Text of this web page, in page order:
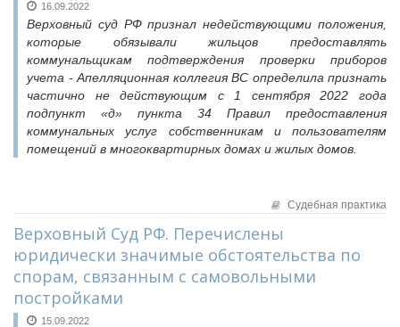
Методические материалы
Опыт муниципалитетов
Судебная практика
Мнение специалиста
Конкурсы Совета
Семинары Совета
Издания Совета
Новости ВАРМСУ
НАСЕЛЕНИЕ И МСУ
Новости ТОС
Лучшие практики ТОС
16.09.2022
Верховный суд РФ признал недействующими положения,
которые обязывали жильцов предоставлять
коммунальщикам подтверждения проверки приборов
учета - Апелляционная коллегия ВС определила признать
частично не действующим с 1 сентября 2022 года
подпункт «д» пункта 34 Правил предоставления
коммунальных услуг собственникам и пользователям
помещений в многоквартирных домах и жилых домов.
Судебная практика
Верховный Суд РФ. Перечислены
юридически значимые обстоятельства по
спорам, связанным с самовольными
постройками
15.09.2022